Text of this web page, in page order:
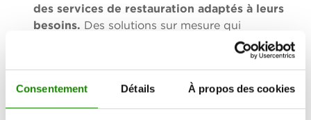
Consentement Détails À propos des cookies
des services de restauration adaptés à leurs
besoins. Des solutions sur mesure qui
garantissent non seulement des repas sains et
sécurisés.